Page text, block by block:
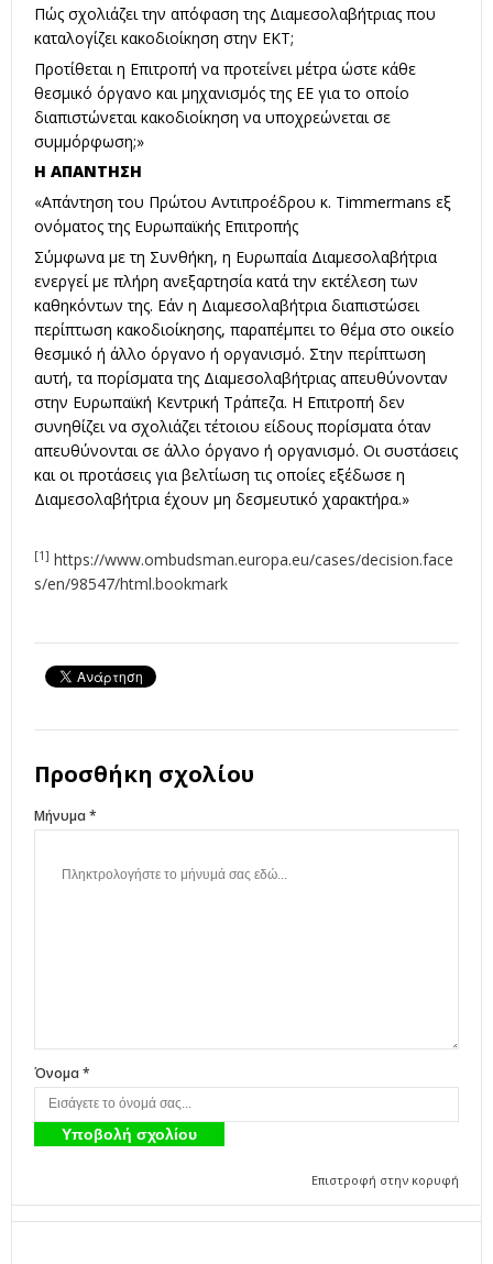
Πώς σχολιάζει την απόφαση της Διαμεσολαβήτριας που
καταλογίζει κακοδιοίκηση στην ΕΚΤ;
Προτίθεται η Επιτροπή να προτείνει μέτρα ώστε κάθε
θεσμικό όργανο και μηχανισμός της ΕΕ για το οποίο
διαπιστώνεται κακοδιοίκηση να υποχρεώνεται σε
συμμόρφωση;»
Η ΑΠΑΝΤΗΣΗ
«Απάντηση του Πρώτου Αντιπροέδρου κ. Timmermans εξ
ονόματος της Ευρωπαϊκής Επιτροπής
Σύμφωνα με τη Συνθήκη, η Ευρωπαία Διαμεσολαβήτρια
ενεργεί με πλήρη ανεξαρτησία κατά την εκτέλεση των
καθηκόντων της. Εάν η Διαμεσολαβήτρια διαπιστώσει
περίπτωση κακοδιοίκησης, παραπέμπει το θέμα στο οικείο
θεσμικό ή άλλο όργανο ή οργανισμό. Στην περίπτωση
αυτή, τα πορίσματα της Διαμεσολαβήτριας απευθύνονταν
στην Ευρωπαϊκή Κεντρική Τράπεζα. Η Επιτροπή δεν
συνηθίζει να σχολιάζει τέτοιου είδους πορίσματα όταν
απευθύνονται σε άλλο όργανο ή οργανισμό. Οι συστάσεις
και οι προτάσεις για βελτίωση τις οποίες εξέδωσε η
Διαμεσολαβήτρια έχουν μη δεσμευτικό χαρακτήρα.»
[1] https://www.ombudsman.europa.eu/cases/decision.face
s/en/98547/html.bookmark
Προσθήκη σχολίου
Μήνυμα *
Όνομα *
Επιστροφή στην κορυφή